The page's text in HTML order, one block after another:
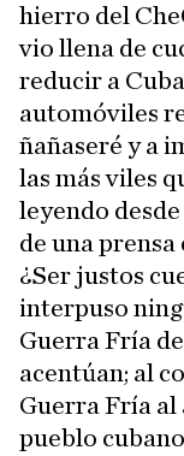
hierro del
vio llena de
reducir a
automóviles
ñañaseré y a
las más viles
leyendo
de una prensa
¿Ser justos
interpuso
Guerra Fría
acentúan; al
Guerra Fría al
pueblo